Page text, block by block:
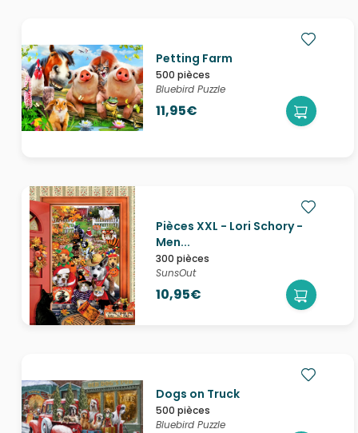
Petting Farm
500 pièces
Bluebird Puzzle
11,95€
Pièces XXL - Lori Schory -
Men...
300 pièces
SunsOut
10,95€
Dogs on Truck
500 pièces
Bluebird Puzzle